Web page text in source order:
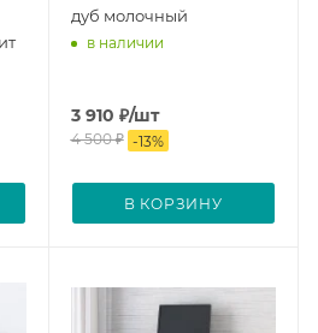
дуб молочный
в наличии
3 910 ₽/шт
4 500₽ -13%
В КОРЗИНУ